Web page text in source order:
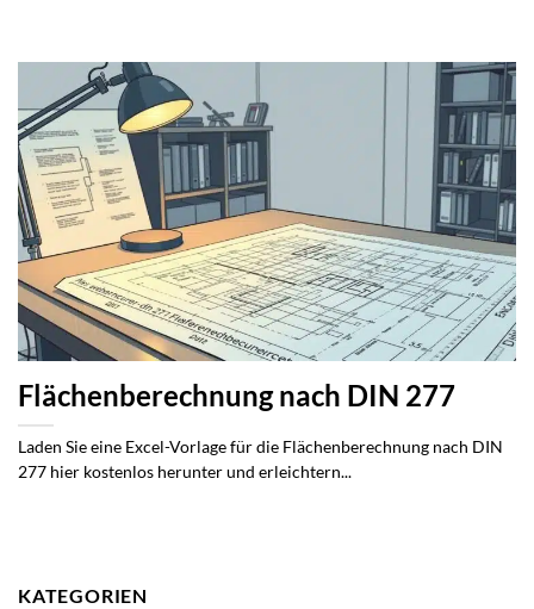
Flächenberechnung nach DIN 277
Laden Sie eine Excel-Vorlage für die Flächenberechnung nach DIN
277 hier kostenlos herunter und erleichtern...
KATEGORIEN